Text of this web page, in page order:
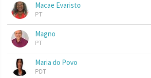
Macae Evaristo
PT
Magno
PT
Maria do Povo
PDT